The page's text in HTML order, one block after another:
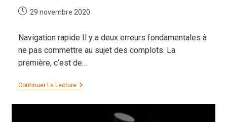
Publication
29 novembre 2020
Navigation rapide Il y a deux erreurs fondamentales à
ne pas commettre au sujet des complots. La
première, c’est de…
Continuer La LectureLe